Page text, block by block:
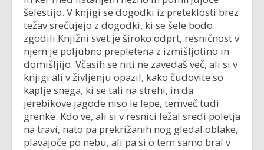
šelestijo. V knjigi se dogodki iz preteklosti brez
težav srečujejo z dogodki, ki se šele bodo
zgodili.Knjižni svet je široko odprt, resničnost v
njem je poljubno prepletena z izmišljotino in
domišljijo. Včasih se niti ne zavedaš več, ali si v
knjigi ali v življenju opazil, kako čudovite so
kaplje snega, ki se tali na strehi, in da
jerebikove jagode niso le lepe, temveč tudi
grenke. Kdo ve, ali si v resnici ležal sredi poletja
na travi, nato pa prekrižanih nog gledal oblake,
plavajoče po nebu, ali pa si o tem samo bral v